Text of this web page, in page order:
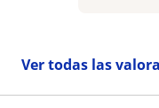
Ver todas las